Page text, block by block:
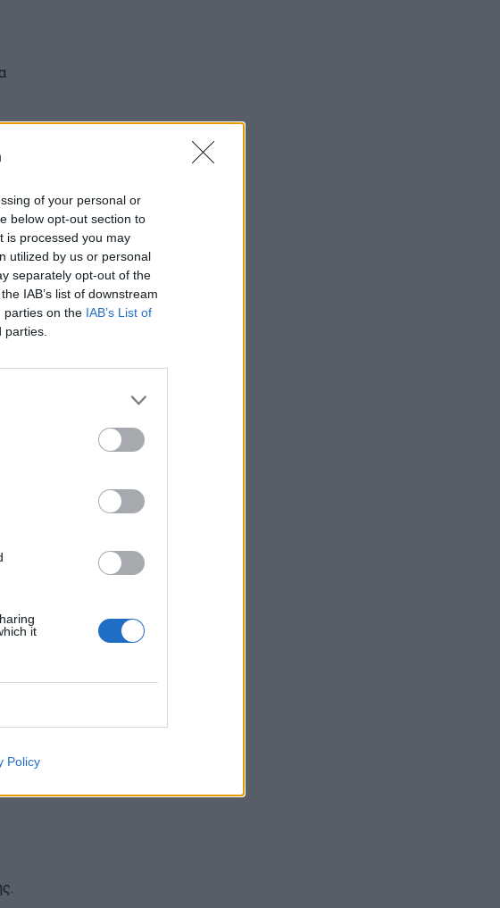
of your personal or
below opt-out section to
is processed you may
utilized by us or personal
separately opt-out of the
IAB’s list of downstream
parties on the IAB’s List of
it
Policy